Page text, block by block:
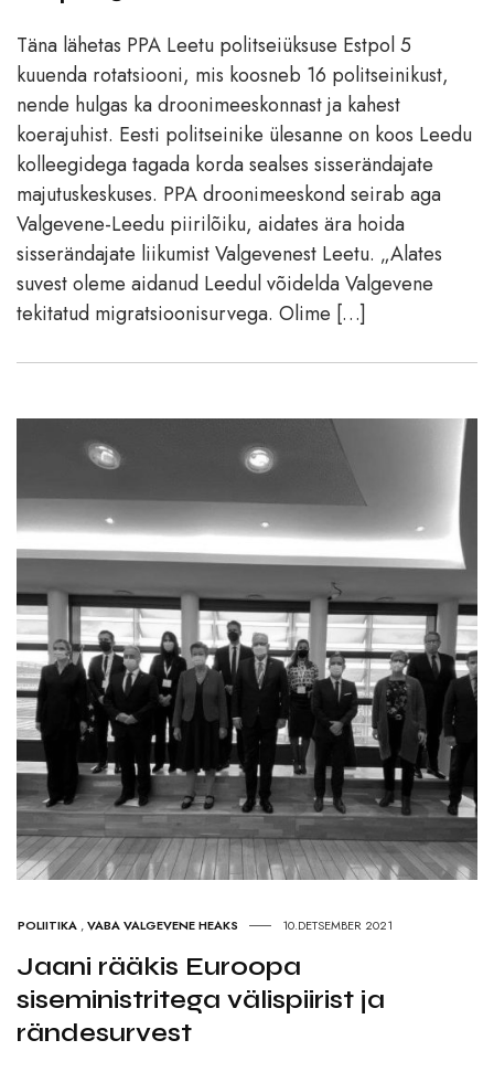
Täna lähetas PPA Leetu politseiüksuse Estpol 5
kuuenda rotatsiooni, mis koosneb 16 politseinikust,
nende hulgas ka droonimeeskonnast ja kahest
koerajuhist. Eesti politseinike ülesanne on koos Leedu
kolleegidega tagada korda sealses sisserändajate
majutuskeskuses. PPA droonimeeskond seirab aga
Valgevene-Leedu piirilõiku, aidates ära hoida
sisserändajate liikumist Valgevenest Leetu. „Alates
suvest oleme aidanud Leedul võidelda Valgevene
tekitatud migratsioonisurvega. Olime […]
POLIITIKA ,VABA VALGEVENE HEAKS 10.DETSEMBER 2021
Jaani rääkis Euroopa
siseministritega välispiirist ja
rändesurvest